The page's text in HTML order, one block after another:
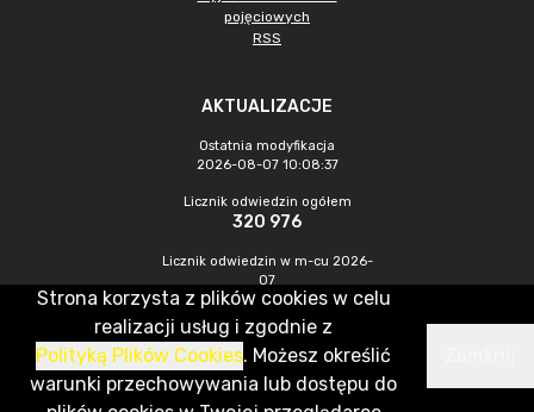
pojęciowych
RSS
AKTUALIZACJE
Ostatnia modyfikacja
2026-08-07 10:08:37
Licznik odwiedzin ogółem
320 976
Licznik odwiedzin w m-cu 2026-
07
1 035
CMS & Hosting: Nefeni Sp. z o.o.
Strona korzysta z plików cookies w celu
realizacji usług i zgodnie z
Polityką Plików Cookies. Możesz określić
warunki przechowywania lub dostępu do